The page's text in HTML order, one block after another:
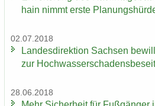
hain nimmt erste
02.07.2018
Lan­des­di­rek­ti­on Sach­sen
zur
28.06.2018